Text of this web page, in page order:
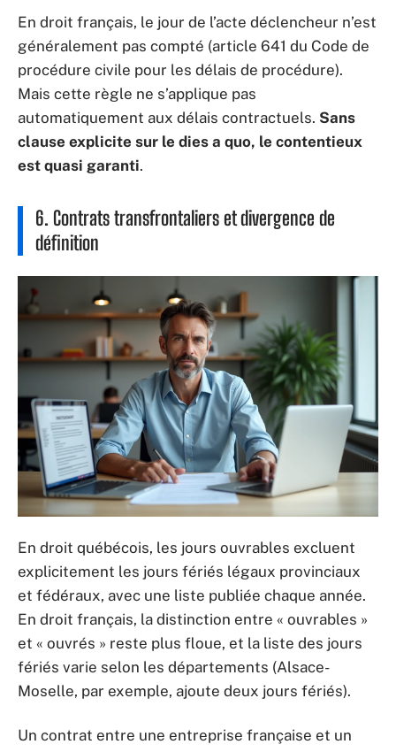
En droit français, le jour de l’acte déclencheur n’est
généralement pas compté (article 641 du Code de
procédure civile pour les délais de procédure).
Mais cette règle ne s’applique pas
automatiquement aux délais contractuels. Sans
clause explicite sur le dies a quo, le contentieux
est quasi garanti.
6. Contrats transfrontaliers et divergence de
définition
En droit québécois, les jours ouvrables excluent
explicitement les jours fériés légaux provinciaux
et fédéraux, avec une liste publiée chaque année.
En droit français, la distinction entre « ouvrables »
et « ouvrés » reste plus floue, et la liste des jours
fériés varie selon les départements (Alsace-
Moselle, par exemple, ajoute deux jours fériés).
Un contrat entre une entreprise française et un